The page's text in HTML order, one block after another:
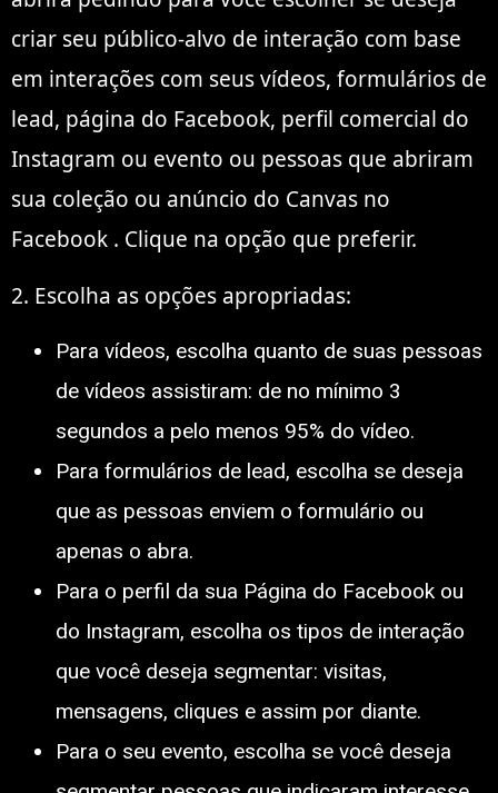
criar seu público-alvo de interação com base
em interações com seus vídeos, formulários de
lead, página do Facebook, perfil comercial do
Instagram ou evento ou pessoas que abriram
sua coleção ou anúncio do Canvas no
Facebook . Clique na opção que preferir.
2. Escolha as opções apropriadas:
Para vídeos, escolha quanto de suas pessoas
de vídeos assistiram: de no mínimo 3
segundos a pelo menos 95% do vídeo.
Para formulários de lead, escolha se deseja
que as pessoas enviem o formulário ou
apenas o abra.
Para o perfil da sua Página do Facebook ou
do Instagram, escolha os tipos de interação
que você deseja segmentar: visitas,
mensagens, cliques e assim por diante.
Para o seu evento, escolha se você deseja